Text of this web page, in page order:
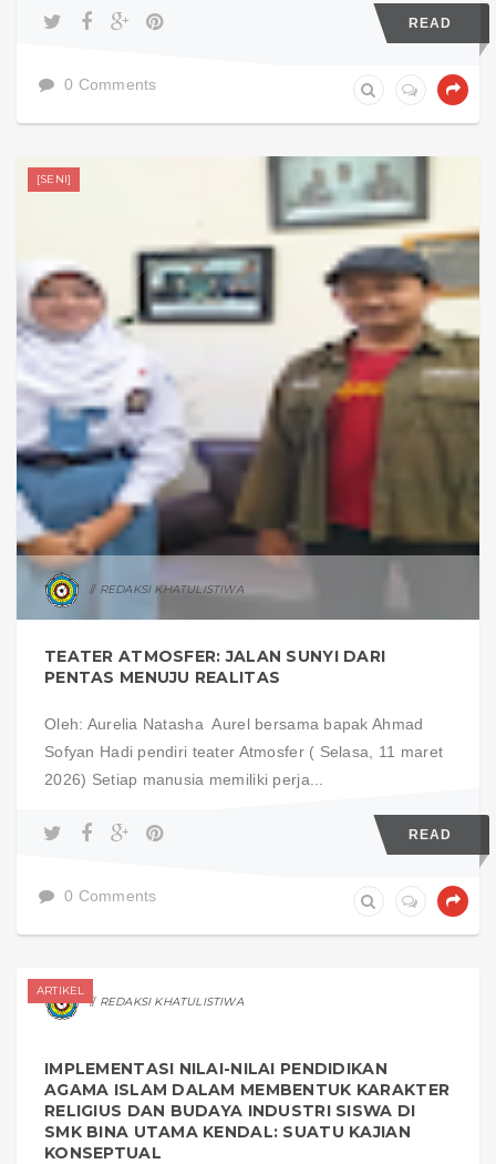
READ
0 Comments
[SENI]
REDAKSI KHATULISTIWA
TEATER ATMOSFER: JALAN SUNYI DARI
PENTAS MENUJU REALITAS
Oleh: Aurelia Natasha Aurel bersama bapak Ahmad
Sofyan Hadi pendiri teater Atmosfer ( Selasa, 11 maret
2026) Setiap manusia memiliki perja...
READ
0 Comments
ARTIKEL
REDAKSI KHATULISTIWA
IMPLEMENTASI NILAI-NILAI PENDIDIKAN
AGAMA ISLAM DALAM MEMBENTUK KARAKTER
RELIGIUS DAN BUDAYA INDUSTRI SISWA DI
SMK BINA UTAMA KENDAL: SUATU KAJIAN
KONSEPTUAL